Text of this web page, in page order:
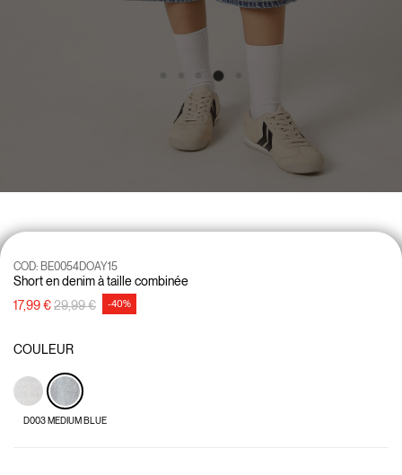
Short en denim à taille combinée
COD: BE0054DOAY15
17,99 €Prix réduit de
29,99 €à -40%
COULEUR
D003 MEDIUM BLUE